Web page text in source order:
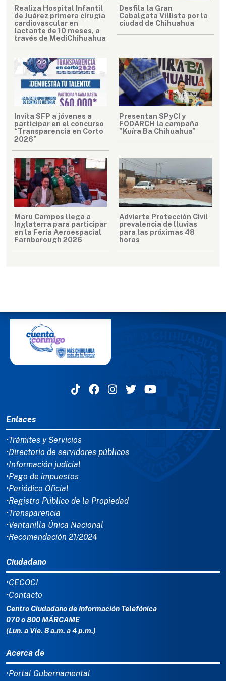
Realiza Hospital Infantil
de Juárez primera cirugía
cardiovascular en
lactante de 10 meses, a
través de MediChihuahua
Desfila la Gran
Cabalgata Villista por la
ciudad de Chihuahua
Invita SFP a jóvenes a
participar en el concurso
“Transparencia en Corto
2026”
Presentan SPyCI y
FODARCH la campaña
"Kuíra Ba Chihuahua"
Maru Campos llega a
Inglaterra para participar
en la Feria Aeroespacial
Farnborough 2026
Advierte Protección Civil
prevalencia de lluvias
para las próximas 48
horas
Enlaces
•Trámites y Servicios
•Directorio de servidores públicos
•Información judicial
•Pago de impuestos
•Periódico Oficial
•Registro Público de la Propiedad
•Transparencia
•Ventanilla Única Nacional
•Recomendación 21/2024
Ciudadano
•CECOCI
•Contacto
Centro Ciudadano de Información Telefónica
070 o 800 MÁRCAME
(Lun. a Vie. 8 a.m. a 4 p.m.)
Acerca de
•Portal Gubernamental